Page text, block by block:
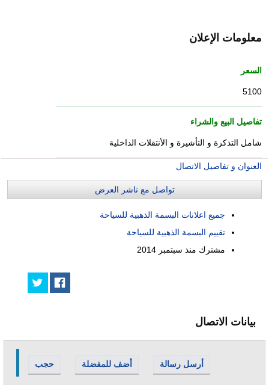
معلومات الإعلان
السعر
5100
تفاصيل البيع والشراء
شامل التذكرة و التأشيرة و الأنتقلات الداخلية
العنوان و تفاصيل الاتصال
تواصل مع ناشر العرض
جميع اعلانات البسمة الذهبية للسياحة
تقييم البسمة الذهبية للسياحة
مشترك منذ سبتمبر 2014
بيانات الاتصال
حجب أضف للمفضلة أرسل رسالة